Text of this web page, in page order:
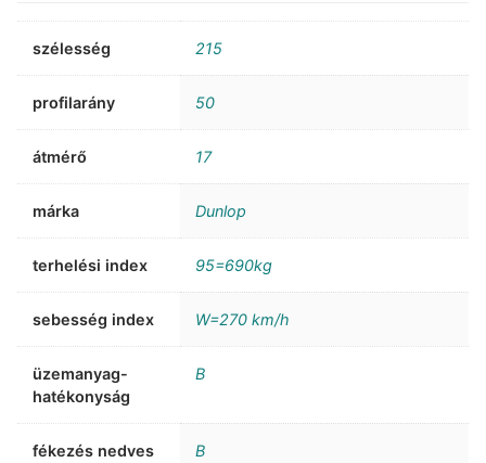
szélesség 215
profilarány 50
átmérő 17
márka Dunlop
terhelési index 95=690kg
sebesség index W=270 km/h
üzemanyag-
hatékonyság
B
fékezés nedves
B